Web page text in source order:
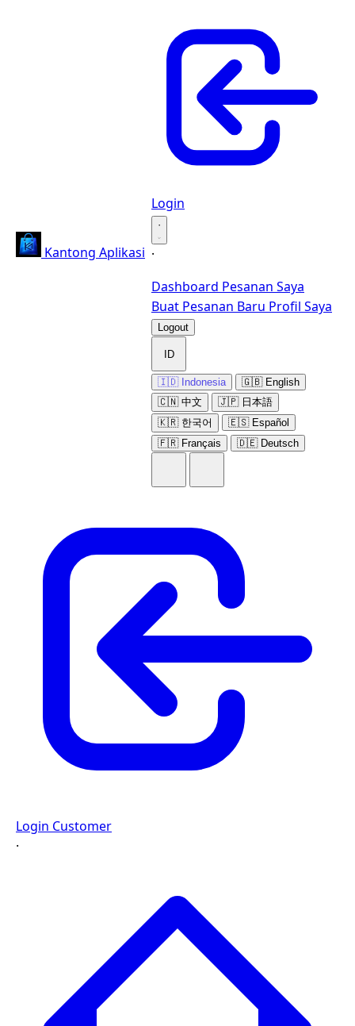
Kantong Aplikasi
Login
·
·
Dashboard Pesanan Saya
Buat Pesanan Baru Profil Saya
Logout
ID
🇮🇩 Indonesia
🇬🇧 English
🇨🇳 中文
🇯🇵 日本語
🇰🇷 한국어
🇪🇸 Español
🇫🇷 Français
🇩🇪 Deutsch
Login Customer
·